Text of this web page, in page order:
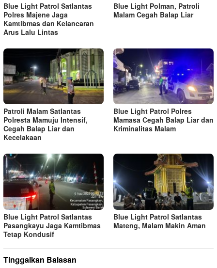
Blue Light Patrol Satlantas
Polres Majene Jaga
Kamtibmas dan Kelancaran
Arus Lalu Lintas
Blue Light Polman, Patroli
Malam Cegah Balap Liar
Patroli Malam Satlantas
Polresta Mamuju Intensif,
Cegah Balap Liar dan
Kecelakaan
Blue Light Patrol Polres
Mamasa Cegah Balap Liar dan
Kriminalitas Malam
Blue Light Patrol Satlantas
Pasangkayu Jaga Kamtibmas
Tetap Kondusif
Blue Light Patrol Satlantas
Mateng, Malam Makin Aman
Tinggalkan Balasan